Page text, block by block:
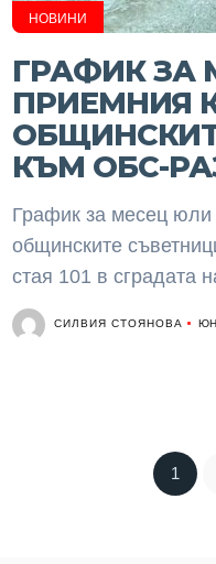
НОВИНИ
ГРАФИК ЗА
ПРИЕМНИЯ
КЪМ ОБС-
График за месец юли
общинските
стая 101 в сградата
СИЛВИЯ СТОЯНОВА
1